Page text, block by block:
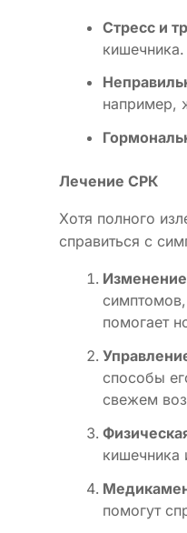
Стресс и
кишечника.
например,
Лечение СРК
Хотя полного
справиться с
симптомов,
помогает
способы
свежем
кишечника
помогут